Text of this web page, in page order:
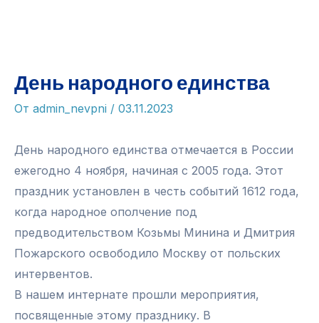
День народного единства
От admin_nevpni / 03.11.2023
День народного единства отмечается в России
ежегодно 4 ноября, начиная с 2005 года. Этот
праздник установлен в честь событий 1612 года,
когда народное ополчение под
предводительством Козьмы Минина и Дмитрия
Пожарского освободило Москву от польских
интервентов.
В нашем интернате прошли мероприятия,
посвященные этому празднику. В